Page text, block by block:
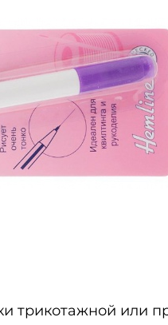
трикотажной или